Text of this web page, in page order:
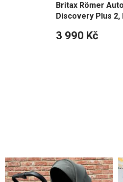
Britax Römer
Discovery Plus 2,
3 990 Kč